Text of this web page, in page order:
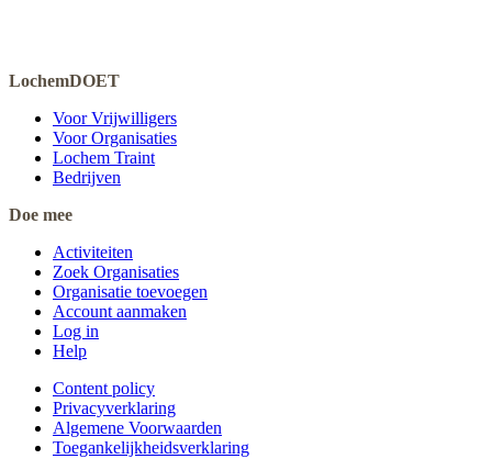
LochemDOET
Voor Vrijwilligers
Voor Organisaties
Lochem Traint
Bedrijven
Doe mee
Activiteiten
Zoek Organisaties
Organisatie toevoegen
Account aanmaken
Log in
Help
Content policy
Privacyverklaring
Algemene Voorwaarden
Toegankelijkheidsverklaring